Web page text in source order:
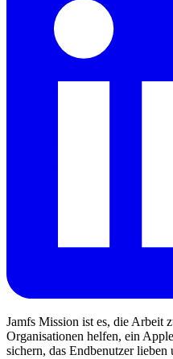
Jamfs Mission ist es, die Arbeit
Organisationen helfen, ein
sichern, das Endbenutzer